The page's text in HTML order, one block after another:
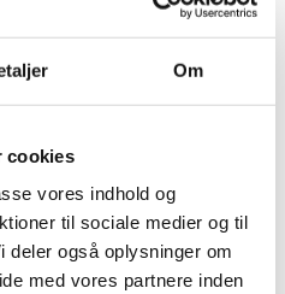
Om
cookies
vores indhold og
til sociale medier og til
også oplysninger om
med vores partnere inden